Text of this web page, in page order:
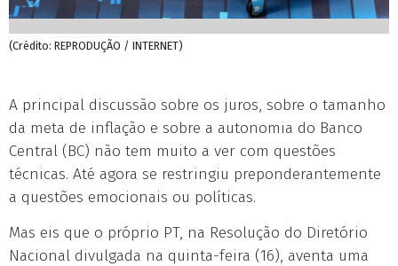
(Crédito: REPRODUÇÃO / INTERNET)
A principal discussão sobre os juros, sobre o tamanho
da meta de inflação e sobre a autonomia do Banco
Central (BC) não tem muito a ver com questões
técnicas. Até agora se restringiu preponderantemente
a questões emocionais ou políticas.
Mas eis que o próprio PT, na Resolução do Diretório
Nacional divulgada na quinta-feira (16), aventa uma